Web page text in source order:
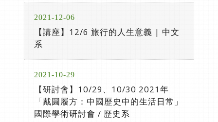
2021-12-06
【講座】12/6 旅行的人生意義 | 中文
系
2021-10-29
【研討會】10/29、10/30 2021年
「戴圓履方：中國歷史中的生活日常」
國際學術研討會 / 歷史系